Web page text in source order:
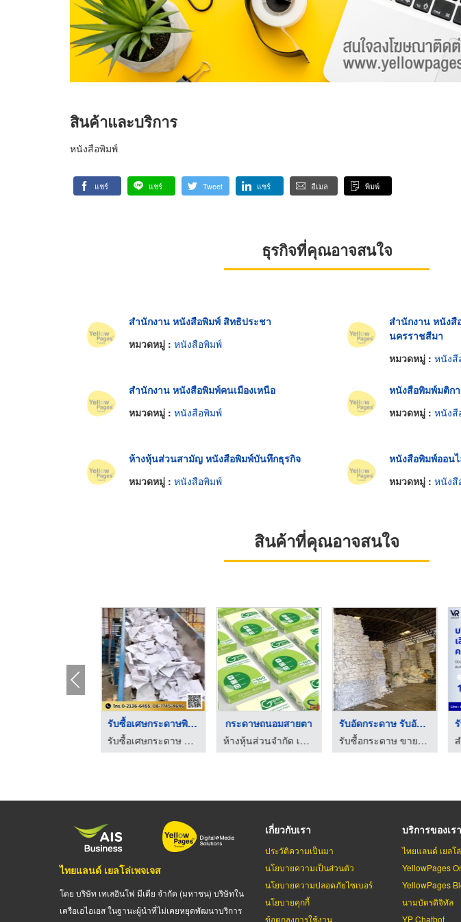
สินค้าและบริการ
หนังสือพิมพ์
แชร์ แชร์ Tweet แชร์ อีเมล พิมพ์
ธุรกิจที่คุณอาจสนใจ
สำนักงาน หนังสือพิมพ์ สิทธิประชา
หมวดหมู่ : หนังสือพิมพ์
สำนักงาน หนังสื
นครราชสีมา
หมวดหมู่ : หนังสื
สำนักงาน หนังสือพิมพ์คนเมืองเหนือ
หมวดหมู่ : หนังสือพิมพ์
หนังสือพิมพ์มติก
หมวดหมู่ : หนังสื
ห้างหุ้นส่วนสามัญ หนังสือพิมพ์บันทึกธุรกิจ
หมวดหมู่ : หนังสือพิมพ์
หนังสือพิมพ์ออน
หมวดหมู่ : หนังสื
สินค้าที่คุณอาจสนใจ
รับซื้อเศษกระดาษพิมพ ...
รับซื้อเศษกระดาษ รับทำลายเอกสาร - เอเอสดับบลิว เปเปอร์
กระดาษถนอมสายตา
ห้างหุ้นส่วนจำกัด เอส ซี ที เปเปอร์
รับอัดกระดาษ รับอัดเ ...
รับซื้อกระดาษ ขายกระดาษโรงงาน - แสงไพศาลค้ากระดาษ
ไทยแลนด์ เยลโล่เพจเจส
โดย บริษัท เทเลอินโฟ มีเดีย จำกัด (มหาชน) บริษัทใน
เครือเอไอเอส ในฐานะผู้นำที่ไม่เคยหยุดพัฒนาบริการ
เกี่ยวกับเรา
ประวัติความเป็นมา
นโยบายความเป็นส่วนตัว
นโยบายความปลอดภัยไซเบอร์
นโยบายคุกกี้
ข้อตกลงการใช้งาน
บริการของเรา
ไทยแลนด์ เยลโ
YellowPages
YellowPages
นามบัตรดิจิทัล
YP Chatbot